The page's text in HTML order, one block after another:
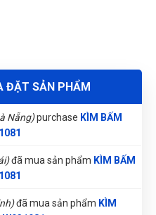
ĐẶT SẢN PHẨM
W031081
Nẵng)purchase KÌM BẤM
đã mua sản phẩm KÌM BẤM
đã mua sản phẩm KÌM
mới về liên tục